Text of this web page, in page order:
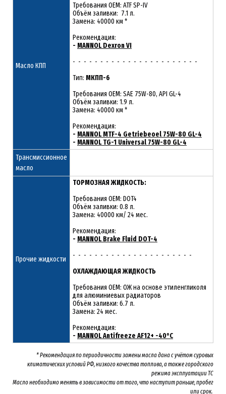
Масло КПП
Требования OEM: ATF SP-IV
Объём заливки: 7.1 л.
Замена: 40000 км *
Рекомендация:
- MANNOL Dexron VI
- - - - - - - - - - - - - - - - - - - - - - -
Тип: МКПП-6
Требования OEM: SAE 75W-80, API GL-4
Объём заливки: 1.9 л.
Замена: 40000 км *
Рекомендация:
- MANNOL MTF-4 Getriebeoel 75W-80 GL-4
- MANNOL TG-1 Universal 75W-80 GL-4
Трансмиссионное
масло
Прочие жидкости
ТОРМОЗНАЯ ЖИДКОСТЬ:
Требования OEM: DOT4
Объём заливки: 0.8 л.
Замена: 40000 км/ 24 мес.
Рекомендация:
- MANNOL Brake Fluid DOT-4
- - - - - - - - - - - - - - - - - - - - - -
ОХЛАЖДАЮЩАЯ ЖИДКОСТЬ
Требования OEM: ОЖ на основе этиленгликоля
для алюминиевых радиаторов
Объём заливки: 6.7 л.
Замена: 24 мес.
Рекомендация:
- MANNOL Antifreeze AF12+ -40°C
* Рекомендация по периодичности замены масла дана с учётом суровых
климатических условий РФ, низкого качества топлива, а также городского
режима эксплуатации ТС
Масло необходимо менятьв зависимости от того, что наступит раньше, пробег
или срок.